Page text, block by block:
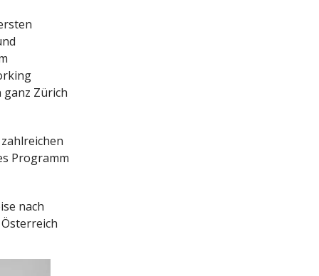
ganz Zürich
Programm
nach